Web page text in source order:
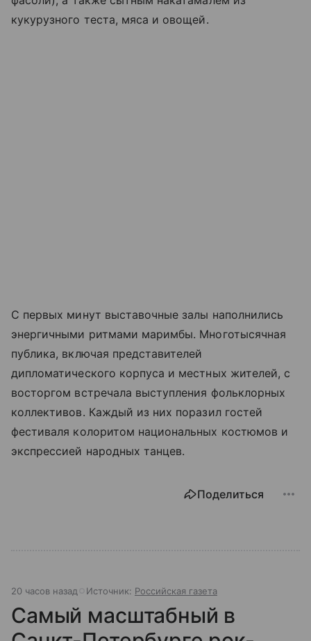
кукурузного теста, мяса и овощей.
С первых минут выставочные залы наполнились
энергичными ритмами маримбы. Многотысячная
публика, включая представителей
дипломатического корпуса и местных жителей, с
восторгом встречала выступления фольклорных
коллективов. Каждый из них поразил гостей
фестиваля колоритом национальных костюмов и
экспрессией народных танцев.
Поделиться
20 часов назад Источник: Российская газета
Самый масштабный в